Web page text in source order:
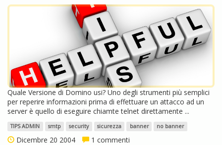
Quale Versione di Domino usi? Uno degli strumenti più semplici
per reperire informazioni prima di effettuare un attacco ad un
server è quello di eseguire chiamte telnet direttamente ...
TIPS ADMIN smtp security sicurezza banner no banner
Dicembre 20 2004 1 commenti